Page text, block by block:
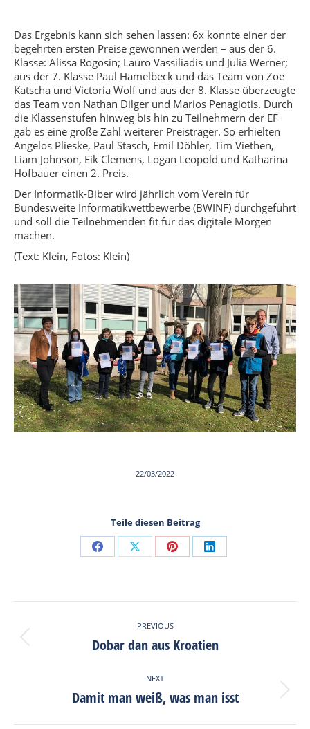
Das Ergebnis kann sich sehen lassen: 6x konnte einer der
begehrten ersten Preise gewonnen werden – aus der 6.
Klasse: Alissa Rogosin; Lauro Vassiliadis und Julia Werner;
aus der 7. Klasse Paul Hamelbeck und das Team von Zoe
Katscha und Victoria Wolf und aus der 8. Klasse überzeugte
das Team von Nathan Dilger und Marios Penagiotis. Durch
die Klassenstufen hinweg bis hin zu Teilnehmern der EF
gab es eine große Zahl weiterer Preisträger. So erhielten
Angelos Plieske, Paul Stasch, Emil Döhler, Tim Viethen,
Liam Johnson, Eik Clemens, Logan Leopold und Katharina
Hofbauer einen 2. Preis.
Der Informatik-Biber wird jährlich vom Verein für
Bundesweite Informatikwettbewerbe (BWINF) durchgeführt
und soll die Teilnehmenden fit für das digitale Morgen
machen.
(Text: Klein, Fotos: Klein)
22/03/2022
Teile diesen Beitrag
Share
Facebook
Share
X
Share
Pinterest
Share
LinkedIn
navigation
PREVIOUS
Previous
Dobar dan aus Kroatien
NEXT
Next
Damit man weiß, was man isst